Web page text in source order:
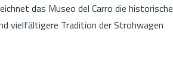
das Museo del Carro die historische
vielfältigere Tradition der Strohwagen